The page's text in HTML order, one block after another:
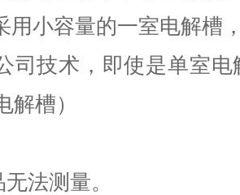
用小容量的一室电解槽
司技术，即使是单室
解槽）
法测量。